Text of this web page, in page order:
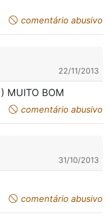
comentário abusivo
22/11/2013
MUITO BOM
comentário abusivo
31/10/2013
comentário abusivo